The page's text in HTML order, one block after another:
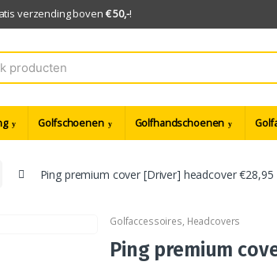
verzending boven € 50,-!
Golfschoenen Golfhandschoenen
Ping premium cover [Driver] headcover €28,95
Golfaccessoires, Headcovers
Ping premium